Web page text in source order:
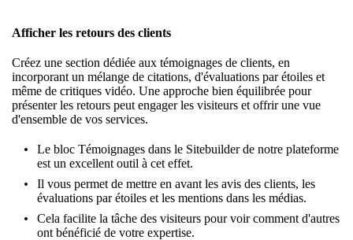
Afficher les retours des clients
Créez une section dédiée aux témoignages de clients, en
incorporant un mélange de citations, d'évaluations par étoiles et
même de critiques vidéo. Une approche bien équilibrée pour
présenter les retours peut engager les visiteurs et offrir une vue
d'ensemble de vos services.
Le bloc Témoignages dans le Sitebuilder de notre plateforme
est un excellent outil à cet effet.
Il vous permet de mettre en avant les avis des clients, les
évaluations par étoiles et les mentions dans les médias.
Cela facilite la tâche des visiteurs pour voir comment d'autres
ont bénéficié de votre expertise.